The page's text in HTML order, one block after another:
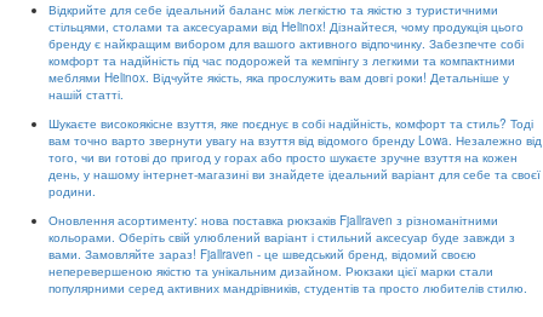
Відкрийте для себе ідеальний баланс між легкістю та якістю з туристичними
стільцями, столами та аксесуарами від Helinox! Дізнайтеся, чому продукція цього
бренду є найкращим вибором для вашого активного відпочинку. Забезпечте собі
комфорт та надійність під час подорожей та кемпінгу з легкими та компактними
меблями Helinox. Відчуйте якість, яка прослужить вам довгі роки! Детальніше у
нашій статті.
Шукаєте високоякісне взуття, яке поєднує в собі надійність, комфорт та стиль? Тоді
вам точно варто звернути увагу на взуття від відомого бренду Lowa. Незалежно від
того, чи ви готові до пригод у горах або просто шукаєте зручне взуття на кожен
день, у нашому інтернет-магазині ви знайдете ідеальний варіант для себе та своєї
родини.
Оновлення асортименту: нова поставка рюкзаків Fjallraven з різноманітними
кольорами. Оберіть свій улюблений варіант і стильний аксесуар буде завжди з
вами. Замовляйте зараз! Fjallraven - це шведський бренд, відомий своєю
неперевершеною якістю та унікальним дизайном. Рюкзаки цієї марки стали
популярними серед активних мандрівників, студентів та просто любителів стилю.